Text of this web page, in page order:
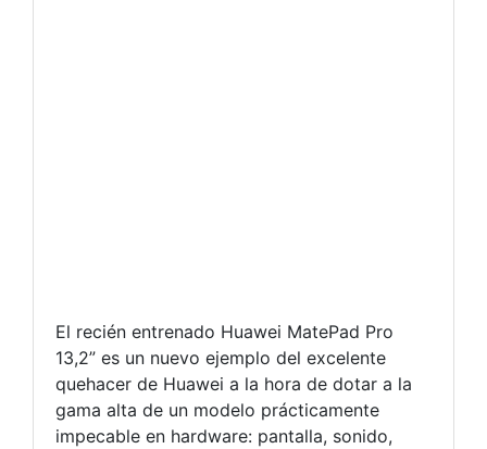
El recién entrenado Huawei MatePad Pro
13,2” es un nuevo ejemplo del excelente
quehacer de Huawei a la hora de dotar a la
gama alta de un modelo prácticamente
impecable en hardware: pantalla, sonido,